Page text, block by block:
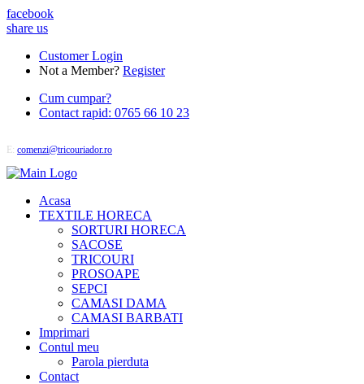
facebook
share us
Customer Login
Not a Member? Register
Cum cumpar?
Contact rapid: 0765 66 10 23
E: comenzi@tricouriador.ro
Acasa
TEXTILE HORECA
SORTURI HORECA
SACOSE
TRICOURI
PROSOAPE
SEPCI
CAMASI DAMA
CAMASI BARBATI
Imprimari
Contul meu
Parola pierduta
Contact